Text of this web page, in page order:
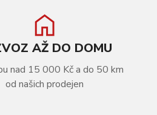
AŽ DO DOMU
nad 15 000 Kč a do 50 km
od našich prodejen